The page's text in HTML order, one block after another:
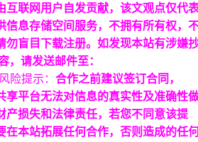
互联网用户自发贡献，该文观点仅代
信息存储空间服务，不拥有所有权，
勿盲目下载注册。如发现本站有涉嫌
，请发送邮件至：
风险提示： 合作之前建议签订合同，
享平台无法对信息的真实性及准确性
产损失和法律责任，若您不同意该提
在本站拓展任何合作，否则造成的任